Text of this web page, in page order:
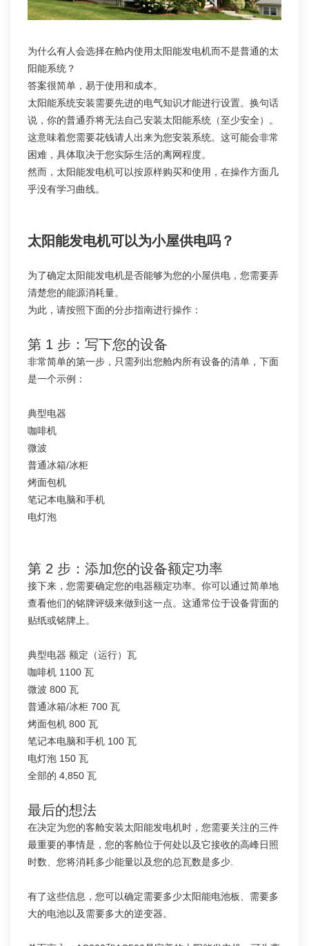
为什么有人会选择在舱内使用太阳能发电机而不是普通的太
阳能系统？
答案很简单，易于使用和成本。
太阳能系统安装需要先进的电气知识才能进行设置。换句话
说，你的普通乔将无法自己安装太阳能系统（至少安全）。
这意味着您需要花钱请人出来为您安装系统。这可能会非常
困难，具体取决于您实际生活的离网程度。
然而，太阳能发电机可以按原样购买和使用，在操作方面几
乎没有学习曲线。
太阳能发电机可以为小屋供电吗？
为了确定太阳能发电机是否能够为您的小屋供电，您需要弄
清楚您的能源消耗量。
为此，请按照下面的分步指南进行操作：
第 1 步：写下您的设备
非常简单的第一步，只需列出您舱内所有设备的清单，下面
是一个示例：
典型电器
咖啡机
微波
普通冰箱/冰柜
烤面包机
笔记本电脑和手机
电灯泡
第 2 步：添加您的设备额定功率
接下来，您需要确定您的电器额定功率。你可以通过简单地
查看他们的铭牌评级来做到这一点。这通常位于设备背面的
贴纸或铭牌上。
典型电器 额定（运行）瓦
咖啡机 1100 瓦
微波 800 瓦
普通冰箱/冰柜 700 瓦
烤面包机 800 瓦
笔记本电脑和手机 100 瓦
电灯泡 150 瓦
全部的 4,850 瓦
最后的想法
在决定为您的客舱安装太阳能发电机时，您需要关注的三件
最重要的事情是，您的客舱位于何处以及它接收的高峰日照
时数、您将消耗多少能量以及您的总瓦数是多少.
有了这些信息，您可以确定需要多少太阳能电池板、需要多
大的电池以及需要多大的逆变器。